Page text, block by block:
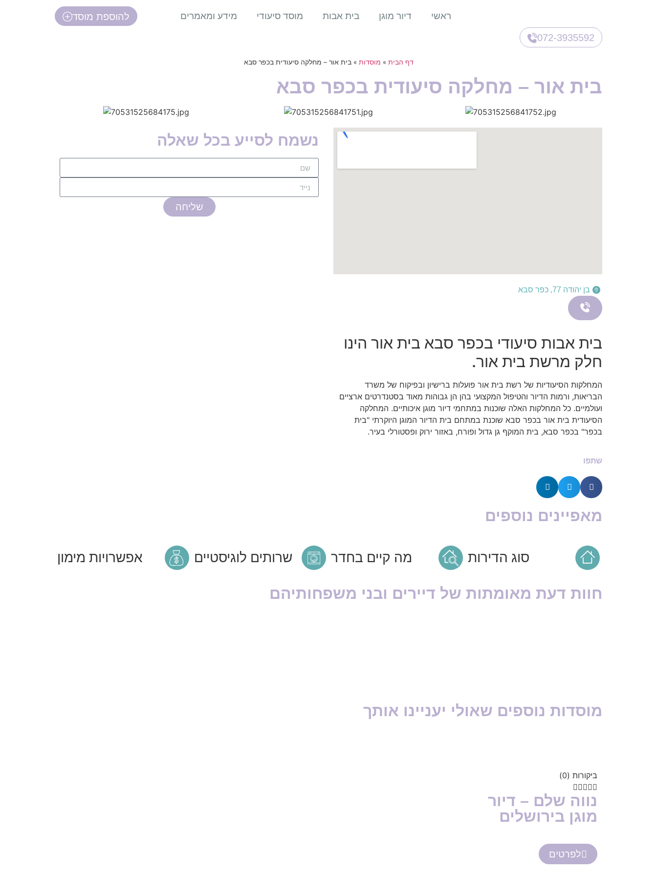
ראשי דיור מוגן בית אבות מוסד סיעודי מידע ומאמרים
להוספת מוסד
072-3935592
דף הבית » מוסדות »בית אור – מחלקה סיעודית בכפר סבא
בית אור – מחלקה סיעודית בכפר סבא
בן יהודה 77, כפר סבא
בית אבות סיעודי בכפר סבא בית אור הינו
חלק מרשת בית אור.
המחלקות הסיעודיות של רשת בית אור פועלות ברישיון ובפיקוח של משרד
הבריאות, ורמות הדיור והטיפול המקצועי בהן הן גבוהות מאוד בסטנדרטים ארציים
ועולמיים. כל המחלקות האלה שוכנות במתחמי דיור מוגן איכותיים. המחלקה
הסיעודית בית אור בכפר סבא שוכנת במתחם בית הדיור המוגן היוקרתי "בית
בכפר" בכפר סבא, בית המוקף גן גדול ופורח, באזור ירוק ופסטורלי בעיר.
שתפו
נשמח לסייע בכל שאלה
שליחה
מאפיינים נוספים
סוג הדירות מה קיים בחדר שרותים לוגיסטיים אפשרויות מימון
חוות דעת מאומתות של דיירים ובני משפחותיהם
מוסדות נוספים שאולי יעניינו אותך
ביקורות (0)

נווה שלם – דיור
מוגן בירושלים
לפרטים